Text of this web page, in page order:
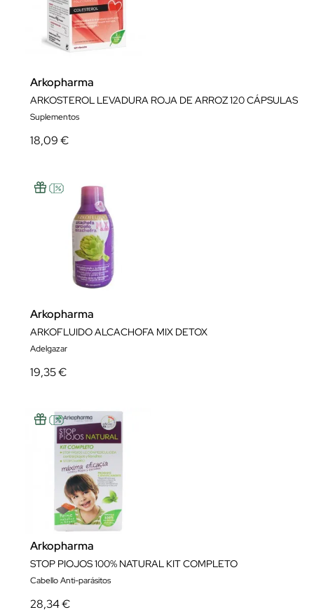
Arkopharma
ARKOSTEROL LEVADURA ROJA DE ARROZ 120 CÁPSULAS
Suplementos
18,09 €
Arkopharma
ARKOFLUIDO ALCACHOFA MIX DETOX
Adelgazar
19,35 €
Arkopharma
STOP PIOJOS 100% NATURAL KIT COMPLETO
Cabello Anti-parásitos
28,34 €